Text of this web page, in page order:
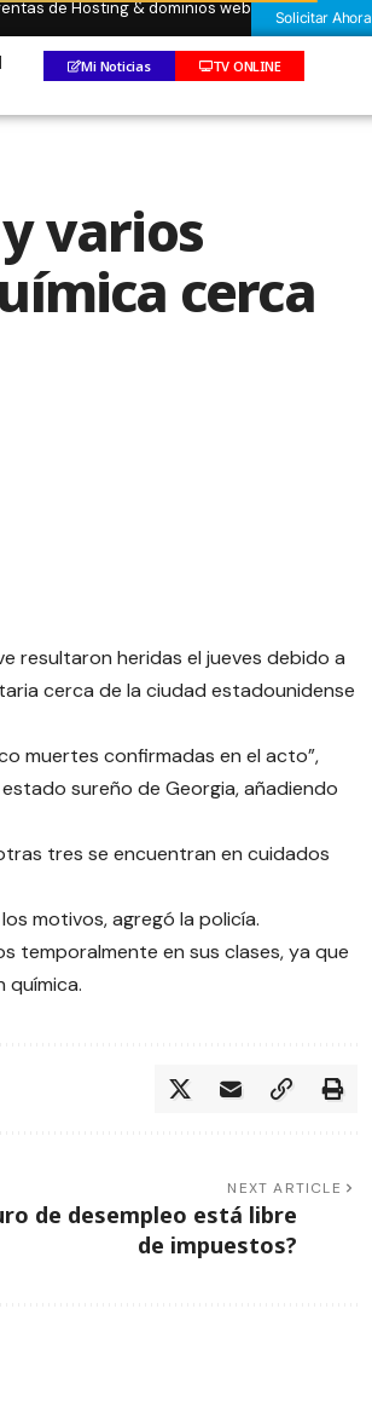
de Hosting & dominios web Solicitar Ahora
Mi Noticias TV ONLINE
varios
cerca
resultaron heridas el jueves debido a
cerca de la ciudad estadounidense
muertes confirmadas en el acto”,
sureño de Georgia, añadiendo
tres se encuentran en cuidados
motivos, agregó la policía.
temporalmente en sus clases, ya que
química.
NEXT ARTICLE
de desempleo está libre
de impuestos?